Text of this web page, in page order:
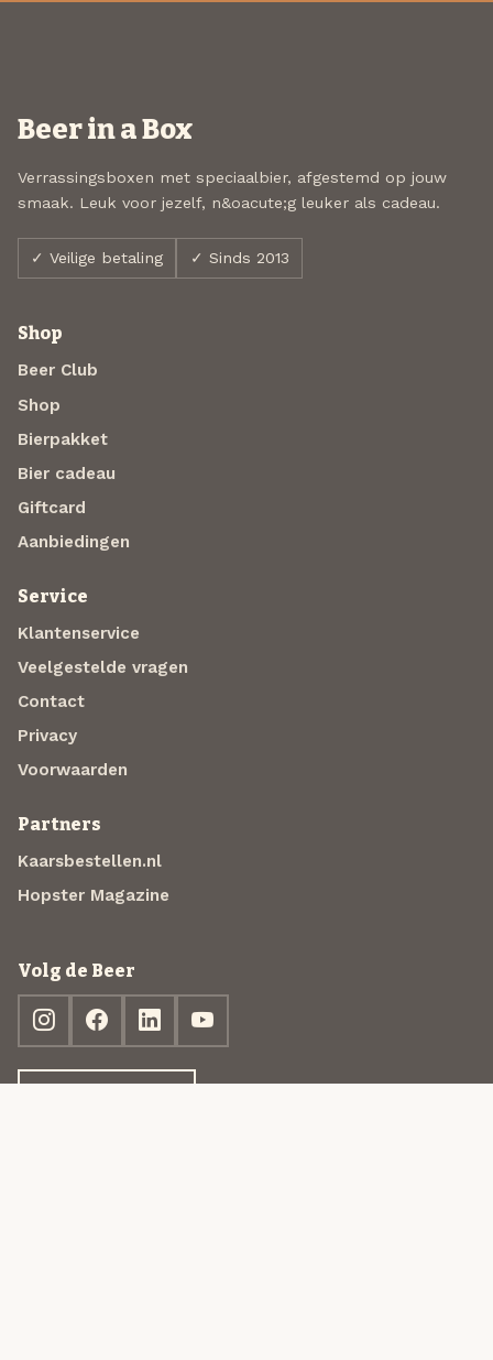
Beer in a Box
Verrassingsboxen met speciaalbier, afgestemd op jouw
smaak. Leuk voor jezelf, n&oacute;g leuker als cadeau.
✓ Veilige betaling ✓ Sinds 2013
Shop
Beer Club
Shop
Bierpakket
Bier cadeau
Giftcard
Aanbiedingen
Service
Klantenservice
Veelgestelde vragen
Contact
Privacy
Voorwaarden
Partners
Kaarsbestellen.nl
Hopster Magazine
Volg de Beer